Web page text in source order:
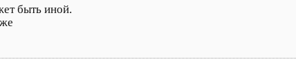
быть иной.